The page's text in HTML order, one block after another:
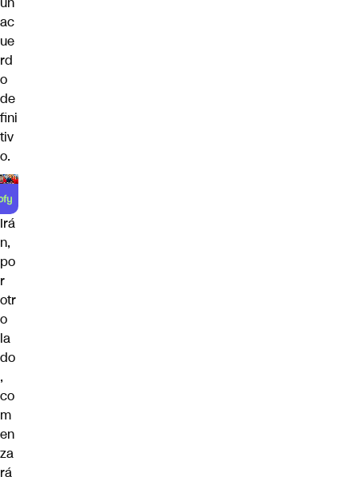
ac
ue
rd
o
de
fini
tiv
o.
Irá
n,
po
r
otr
o
la
do
,
co
m
en
za
rá